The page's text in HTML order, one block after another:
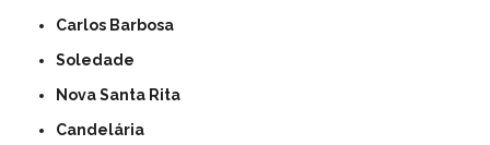
Carlos Barbosa
Soledade
Nova Santa Rita
Candelária